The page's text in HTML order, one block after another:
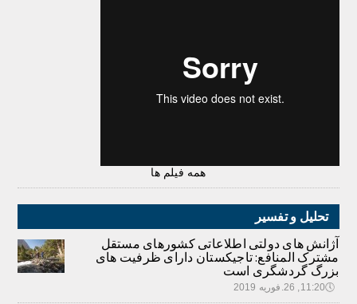
همه فیلم ها
تحلیل و تفسیر
آژانش های دولتی اطلاعاتی کشورهای مستقل
مشترک المنافع: تاجیکستان دارای ظرفیت های
بزرگ گردشگری است
🕔11:20, 26.فوریه 2019